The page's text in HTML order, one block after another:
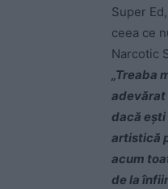
Super
ceea ce
Narcotic
„Treaba
adevărat
dacă eşti
artistică
acum
de la